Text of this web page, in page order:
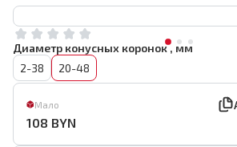
Диаметр конусных коронок , мм
2-38
20-48
Мало
108 BYN